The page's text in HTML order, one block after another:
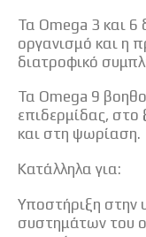
Τα Omega 3 και 6
οργανισμό και η
διατροφικό
Τα Omega 9
επιδερμίδας,
και στη ψωρίαση.
Κατάλληλα για:
Υποστήριξη στην
συστημάτων του